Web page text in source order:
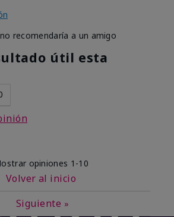
recomendaría a un amigo
útil esta
opiniones 1-10
Volver al inicio
Siguiente »